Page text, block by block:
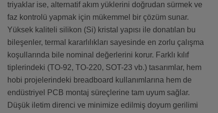
triyaklar ise, alternatif akım yüklerini doğrudan sürmek ve
faz kontrolü yapmak için mükemmel bir çözüm sunar.
Yüksek kaliteli silikon (Si) kristal yapısı ile donatılan bu
bileşenler, termal kararlılıkları sayesinde en zorlu çalışma
koşullarında bile nominal değerlerini korur. Farklı kılıf
tiplerindeki (TO-92, TO-220, SOT-23 vb.) tasarımlar, hem
hobi projelerindeki breadboard kullanımlarına hem de
endüstriyel PCB montaj süreçlerine tam uyum sağlar.
Düşük iletim direnci ve minimize edilmiş doyum gerilimi